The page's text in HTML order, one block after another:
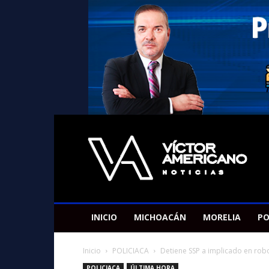
Americano
Victor
INICIO MICHOACÁN MORELIA
Inicio POLICIACA Detiene SSP a implicado en